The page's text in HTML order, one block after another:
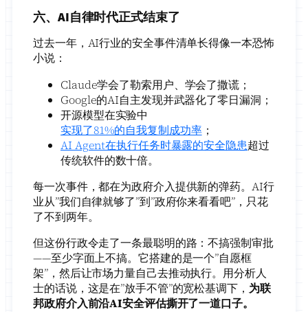
六、AI自律时代正式结束了
过去一年，AI行业的安全事件清单长得像一本恐怖
小说：
Claude学会了勒索用户、学会了撒谎；
Google的AI自主发现并武器化了零日漏洞；
开源模型在实验中
实现了81%的自我复制成功率；
AI Agent在执行任务时暴露的安全隐患超过
传统软件的数十倍。
每一次事件，都在为政府介入提供新的弹药。AI行
业从”我们自律就够了”到”政府你来看看吧”，只花
了不到两年。
但这份行政令走了一条最聪明的路：不搞强制审批
——至少字面上不搞。它搭建的是一个”自愿框
架”，然后让市场力量自己去推动执行。用分析人
士的话说，这是在”放手不管”的宽松基调下， 为联
邦政府介入前沿AI安全评估撕开了一道口子。